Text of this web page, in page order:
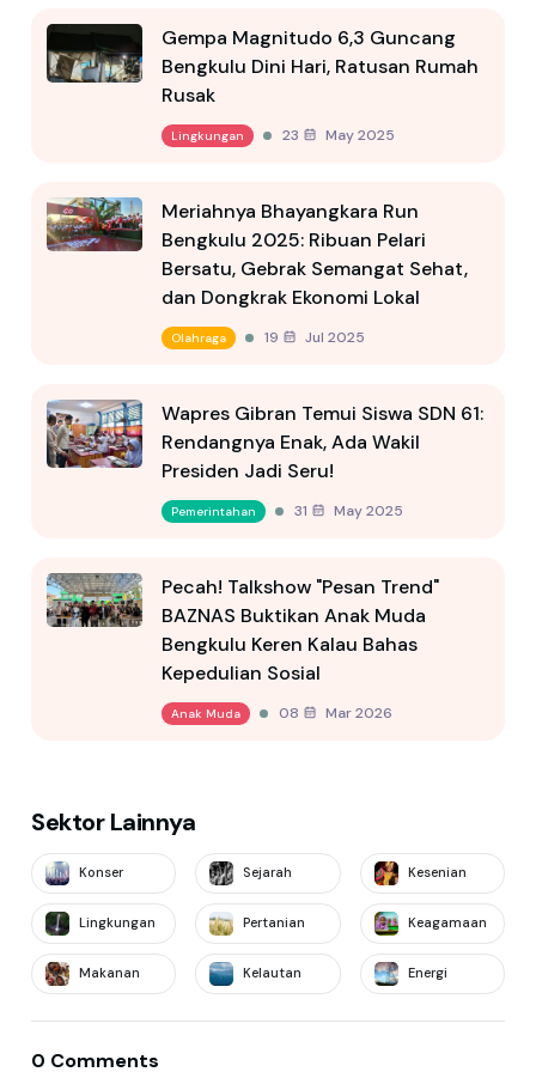
Gempa Magnitudo 6,3 Guncang
Bengkulu Dini Hari, Ratusan Rumah
Rusak
Lingkungan 23 May 2025
Meriahnya Bhayangkara Run
Bengkulu 2025: Ribuan Pelari
Bersatu, Gebrak Semangat Sehat,
dan Dongkrak Ekonomi Lokal
Olahraga 19 Jul 2025
Wapres Gibran Temui Siswa SDN 61:
Rendangnya Enak, Ada Wakil
Presiden Jadi Seru!
Pemerintahan 31 May 2025
Pecah! Talkshow "Pesan Trend"
BAZNAS Buktikan Anak Muda
Bengkulu Keren Kalau Bahas
Kepedulian Sosial
Anak Muda 08 Mar 2026
Sektor Lainnya
Konser Sejarah Kesenian
Lingkungan Pertanian Keagamaan
Makanan Kelautan Energi
0 Comments